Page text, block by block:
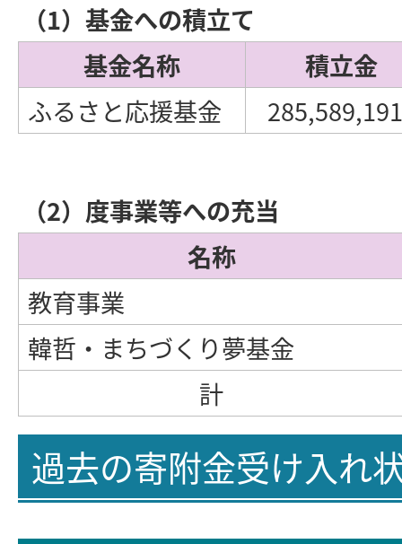
（1）基金への積立て
基金名称
積立金
ふるさと応援基金
（2）度事業等への充当
名称
教育事業
韓哲・まちづくり夢基金
計
過去の寄附金受け入れ